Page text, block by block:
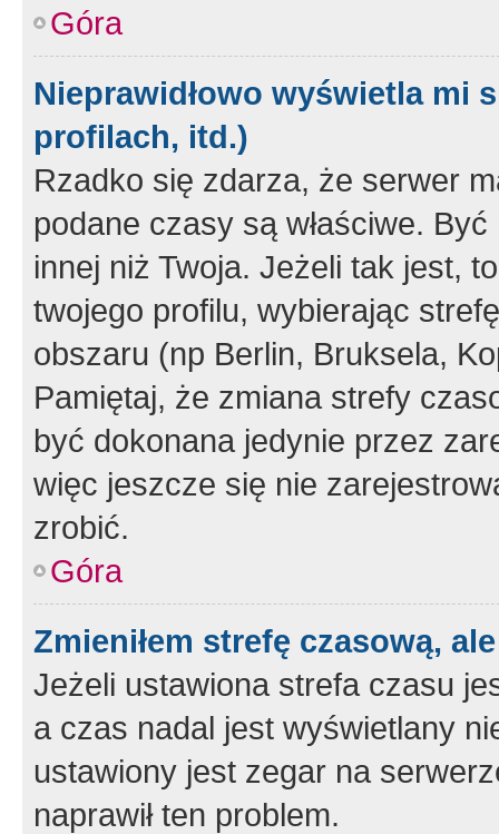
Góra
Nieprawidłowo wyświetla mi
profilach, itd.)
Rzadko się zdarza, że serwer
podane czasy są właściwe.
innej niż Twoja. Jeżeli tak jest,
twojego profilu, wybierając
obszaru (np Berlin, Bruksela,
Pamiętaj, że zmiana strefy
być dokonana jedynie przez
więc jeszcze się nie
zrobić.
Góra
Zmieniłem strefę czasową,
Jeżeli ustawiona strefa czasu
a czas nadal jest wyświetlany
ustawiony jest zegar na
naprawił ten problem.